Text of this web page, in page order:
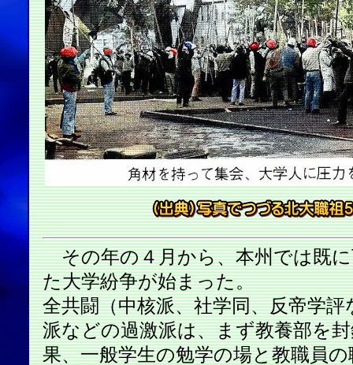
その年の４月から、本州では既に
た大学紛争が始まった。
全共闘（中核派、社学同、反帝学
派などの過激派は、まず教養部を
果、一般学生の勉学の場と教職員